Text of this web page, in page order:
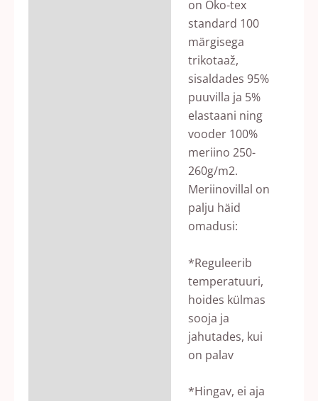
on Öko-tex
standard 100
märgisega
trikotaaž,
sisaldades 95%
puuvilla ja 5%
elastaani ning
vooder 100%
meriino 250-
260g/m2.
Meriinovillal on
palju häid
omadusi:
*Reguleerib
temperatuuri,
hoides külmas
sooja ja
jahutades, kui
on palav
*Hingav, ei aja